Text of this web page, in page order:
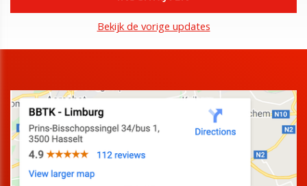
Bekijk de vorige updates